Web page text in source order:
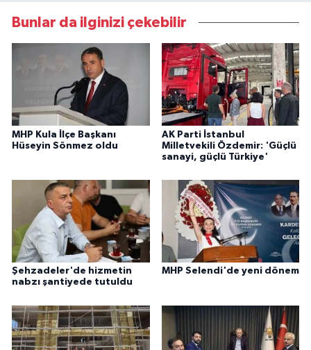
Bunlar da ilginizi çekebilir
MHP Kula İlçe Başkanı
Hüseyin Sönmez oldu
AK Parti İstanbul
Milletvekili Özdemir: 'Güçlü
sanayi, güçlü Türkiye'
Şehzadeler'de hizmetin
nabzı şantiyede tutuldu
MHP Selendi'de yeni dönem